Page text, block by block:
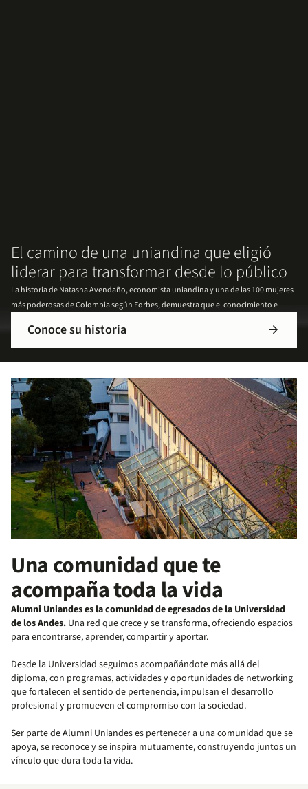
El camino de una uniandina que eligió
liderar para transformar desde lo público
La historia de Natasha Avendaño, economista uniandina y una de las 100 mujeres
más poderosas de Colombia según Forbes, demuestra que el conocimiento e
Conoce su historia arrow_forward
Una comunidad que te
acompaña toda la vida
Alumni Uniandes es la comunidad de egresados de la Universidad
de los Andes. Una red que crece y se transforma, ofreciendo espacios
para encontrarse, aprender, compartir y aportar.
Desde la Universidad seguimos acompañándote más allá del
diploma, con programas, actividades y oportunidades de networking
que fortalecen el sentido de pertenencia, impulsan el desarrollo
profesional y promueven el compromiso con la sociedad.
Ser parte de Alumni Uniandes es pertenecer a una comunidad que se
apoya, se reconoce y se inspira mutuamente, construyendo juntos un
vínculo que dura toda la vida.